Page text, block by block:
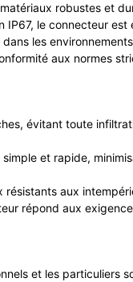
robustes et
IP67, le connecteur
les
aux normes
évitant toute
et rapide,
aux
répond aux
et les